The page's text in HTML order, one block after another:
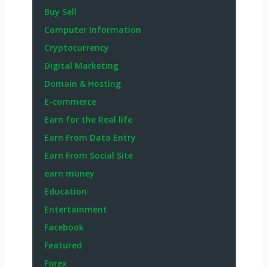
Buy Sell
Computer Information
Cryptocurrency
Digital Marketing
Domain & Hosting
E-commerce
Earn for the Real life
Earn From Data Entry
Earn From Social Site
earn money
Education
Entertainment
Facebook
Featured
Forex